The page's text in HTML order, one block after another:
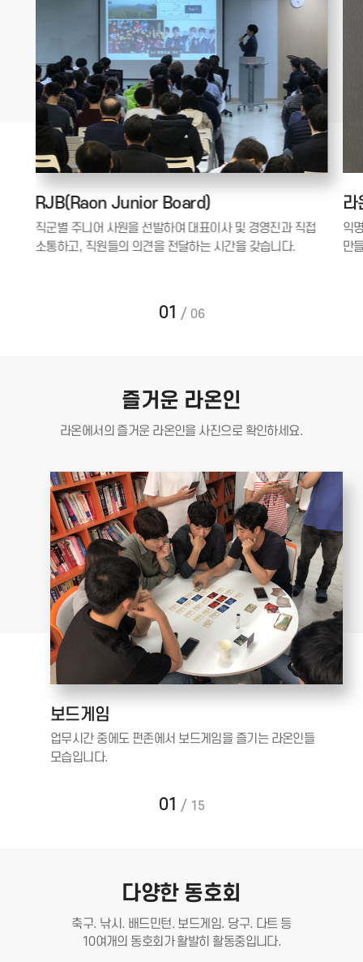
01 /06
RJB(Raon Junior Board)
직군별 주니어 사원을 선발하여 대표이사 및 경영진과 직접
소통하고, 직원들의 의견을 전달하는 시간을 갖습니다.
라
익
만
즐거운 라온인
라온에서의 즐거운 라온인을 사진으로 확인하세요.
01 / 15
보드게임
업무시간 중에도 펀존에서 보드게임을 즐기는 라온인들
모습입니다.
다양한 동호회
축구. 낚시. 배드민턴. 보드게임. 당구. 다트 등
10여개의 동호회가 활발히 활동중입니다.